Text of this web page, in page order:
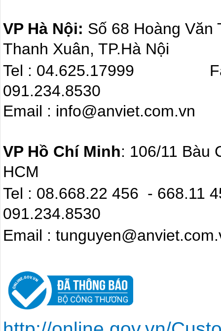
VP Hà Nội: Số 68 Hoàng
Thanh Xuân, TP.Hà Nội
Tel : 04.625.17999
091.234.8530
Email :
VP Hồ Chí Minh: 106/11 Bàu
HCM
Tel : 08.668.22
091.234.8530
Email :